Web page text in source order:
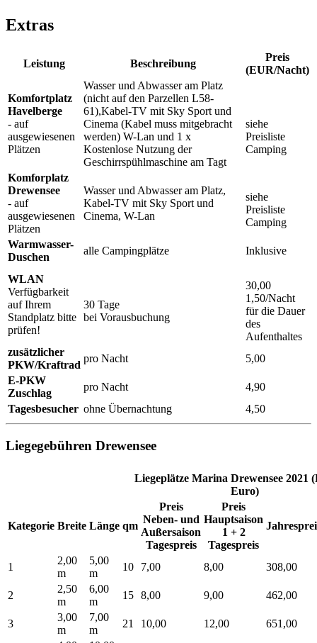
Extras
Leistung Beschreibung
Preis
(EUR/Nacht)
Komfortplatz
Havelberge
- auf
ausgewiesenen
Plätzen
Wasser und Abwasser am Platz
(nicht auf den Parzellen L58-
61),Kabel-TV mit Sky Sport und
Cinema (Kabel muss mitgebracht
werden) W-Lan und 1 x
Kostenlose Nutzung der
Geschirrspühlmaschine am Tagt
siehe
Preisliste
Camping
Komforplatz
Drewensee
- auf
ausgewiesenen
Plätzen
Wasser und Abwasser am Platz,
Kabel-TV mit Sky Sport und
Cinema, W-Lan
siehe
Preisliste
Camping
Warmwasser-
Duschen
alle Campingplätze Inklusive
WLAN
Verfügbarkeit
auf Ihrem
Standplatz bitte
prüfen!
30 Tage
bei Vorausbuchung
30,00
1,50/Nacht
für die Dauer
des
Aufenthaltes
zusätzlicher
PKW/Kraftrad
pro Nacht
5,00
E-PKW
Zuschlag
pro Nacht
4,90
Tagesbesucher ohne Übernachtung 4,50
Liegegebühren Drewensee
Liegeplätze Marina Drewensee 2021
Euro)
Kategorie Breite Länge qm
Preis
Neben- und
Außersaison
Tagespreis
Preis
Hauptsaison
1 + 2
Tagespreis
1
2,00
m
5,00
m
10 7,00 8,00 308,00
2
2,50
m
6,00
m
15 8,00 9,00 462,00
3
3,00
m
7,00
m
21 10,00 12,00
651,00